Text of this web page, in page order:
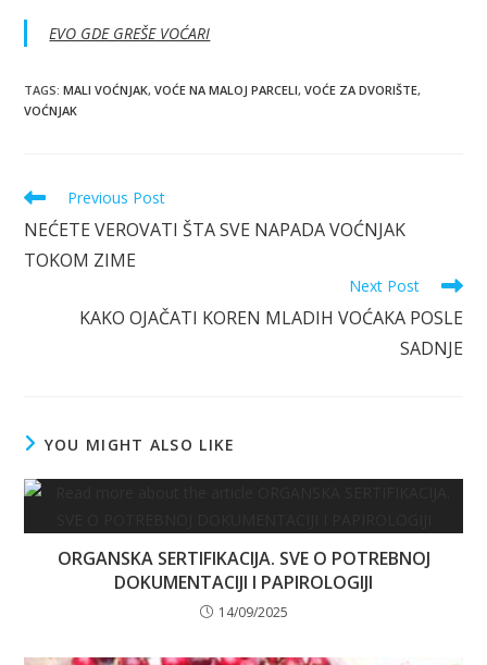
EVO GDE GREŠE VOĆARI
TAGS:MALI VOĆNJAK, VOĆE NA MALOJ PARCELI, VOĆE ZA DVORIŠTE,
VOĆNJAK
Read
more
articles
Previous Post
NEĆETE VEROVATI ŠTA SVE NAPADA VOĆNJAK
TOKOM ZIME
Next Post
KAKO OJAČATI KOREN MLADIH VOĆAKA POSLE
SADNJE
YOU MIGHT ALSO LIKE
ORGANSKA SERTIFIKACIJA. SVE O POTREBNOJ
DOKUMENTACIJI I PAPIROLOGIJI
14/09/2025